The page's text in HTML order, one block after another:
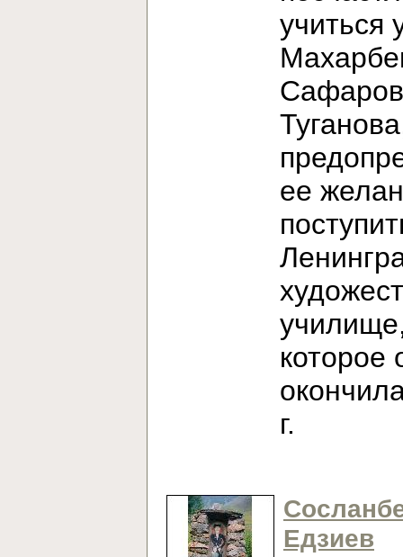
учиться
ее
которое
г.
Едзиев